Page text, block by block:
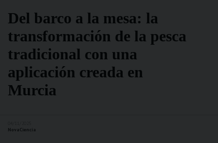
Del barco a la mesa: la
transformación de la pesca
tradicional con una
aplicación creada en
Murcia
NovaCiencia